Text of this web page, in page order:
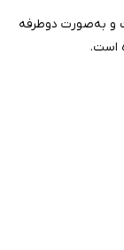
و به‌صورت دوطرفه
است.